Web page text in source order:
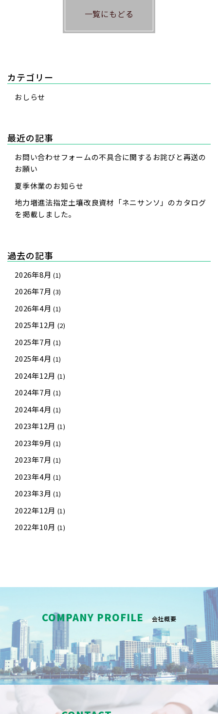
一覧にもどる
カテゴリー
おしらせ
最近の記事
お問い合わせフォームの不具合に関するお詫びと再送の
お願い
夏季休業のお知らせ
地力増進法指定土壤改良資材「ネニサンソ」のカタログ
を掲載しました。
過去の記事
2026年8月 (1)
2026年7月 (3)
2026年4月 (1)
2025年12月 (2)
2025年7月 (1)
2025年4月 (1)
2024年12月 (1)
2024年7月 (1)
2024年4月 (1)
2023年12月 (1)
2023年9月 (1)
2023年7月 (1)
2023年4月 (1)
2023年3月 (1)
2022年12月 (1)
2022年10月 (1)
COMPANY PROFILE 会社概要